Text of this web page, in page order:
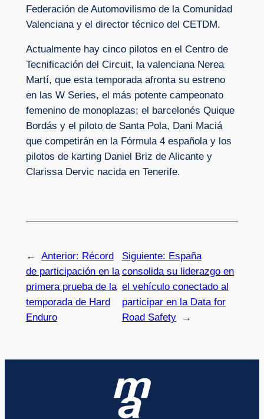
Federación de Automovilismo de la Comunidad
Valenciana y el director técnico del CETDM.
Actualmente hay cinco pilotos en el Centro de
Tecnificación del Circuit, la valenciana Nerea
Martí, que esta temporada afronta su estreno
en las W Series, el más potente campeonato
femenino de monoplazas; el barcelonés Quique
Bordás y el piloto de Santa Pola, Dani Maciá
que competirán en la Fórmula 4 española y los
pilotos de karting Daniel Briz de Alicante y
Clarissa Dervic nacida en Tenerife.
← Anterior: Récord
de participación en la
primera prueba de la
temporada de Hard
Enduro
Siguiente: España
consolida su liderazgo en
el vehículo conectado al
participar en la Data for
Road Safety
→